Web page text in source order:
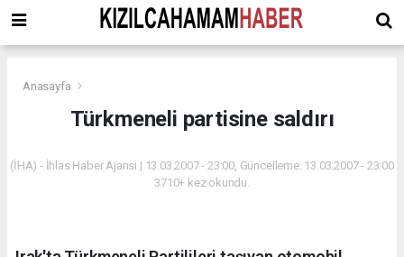
Anasayfa
Türkmeneli partisine saldırı
(İHA) - İhlas Haber Ajansı | 13.03.2007 - 23:00, Güncelleme: 13.03.2007 - 23:00
3710+ kez okundu.